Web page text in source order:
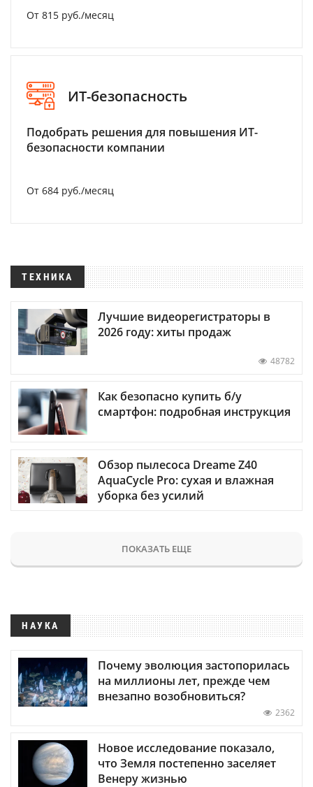
От 815 руб./месяц
ИТ-безопасность
Подобрать решения для повышения ИТ-
безопасности компании
От 684 руб./месяц
ТЕХНИКА
Лучшие видеорегистраторы в
2026 году: хиты продаж
48782
Как безопасно купить б/у
смартфон: подробная инструкция
Обзор пылесоса Dreame Z40
AquaCycle Pro: сухая и влажная
уборка без усилий
ПОКАЗАТЬ ЕЩЕ
НАУКА
Почему эволюция застопорилась
на миллионы лет, прежде чем
внезапно возобновиться?
2362
Новое исследование показало,
что Земля постепенно заселяет
Венеру жизнью